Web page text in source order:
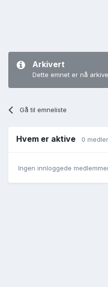
Arkivert
Dette emnet er nå
Gå til emneliste
Hvem er aktive 0
Ingen innloggede